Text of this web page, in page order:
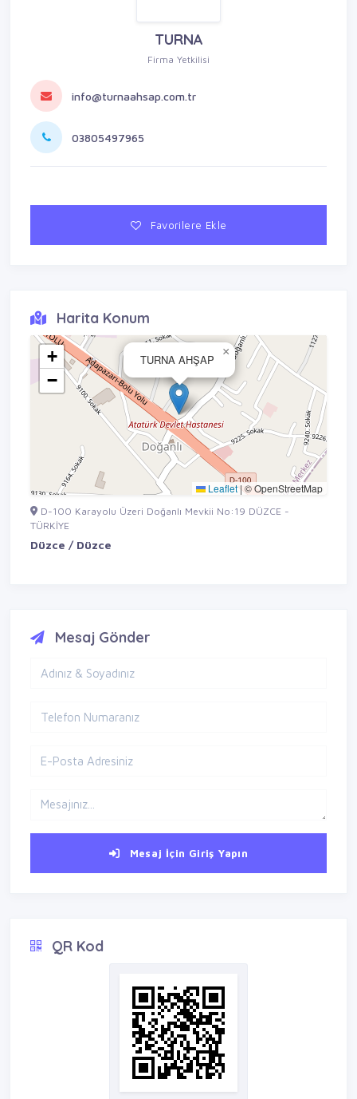
TURNA
Firma Yetkilisi
info@turnaahsap.com.tr
03805497965
Favorilere Ekle
Harita Konum
TURNA AHŞAP
×
+
−
Leaflet|© OpenStreetMap
D-100 Karayolu Üzeri Doğanlı Mevkii No:19 DÜZCE -
TÜRKİYE
Düzce / Düzce
Mesaj Gönder
Mesaj İçin Giriş Yapın
QR Kod